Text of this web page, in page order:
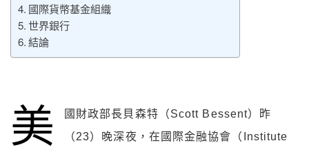
國際貨幣基金組織
世界銀行
結論
美
國財政部長貝森特（Scott Bessent）昨
（23）晚深夜，在國際金融協會（Institute